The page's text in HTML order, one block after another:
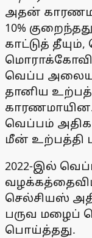
அதன்
10%
காட்டுத்
வெப்ப
தானிய
காரணமாயின.
வெப்பம்
மீன் உற்பத்தி
2022-இல்
வழக்கத்தைவிட
செல்சியஸ்
பருவ மழைப்
பொய்த்தது.